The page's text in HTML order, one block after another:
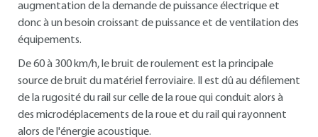
augmentation de la demande de puissance électrique et
donc à un besoin croissant de puissance et de ventilation des
équipements.
De 60 à 300 km/h, le bruit de roulement est la principale
source de bruit du matériel ferroviaire. Il est dû au défilement
de la rugosité du rail sur celle de la roue qui conduit alors à
des microdéplacements de la roue et du rail qui rayonnent
alors de l'énergie acoustique.